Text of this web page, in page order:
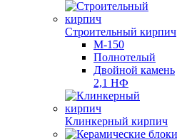
Строительный кирпич
М-150
Полнотелый
Двойной камень
2,1 НФ
Клинкерный кирпич